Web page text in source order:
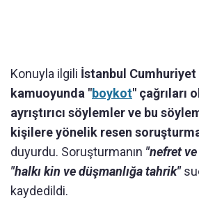
Konuyla ilgili İstanbul Cumhuriyet
kamuoyunda "boykot" çağrıları
ayrıştırıcı söylemler ve bu
kişilere yönelik resen soruşturma
duyurdu. Soruşturmanın "nefret ve
"halkı kin ve düşmanlığa tahrik"
kaydedildi.